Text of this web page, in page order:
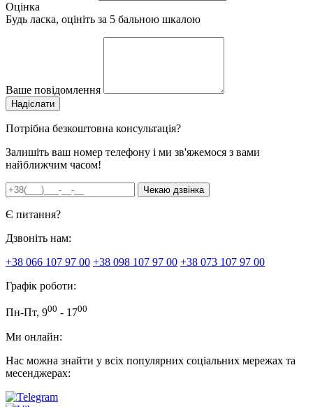
Оцінка
Будь ласка, оцініть за 5 бальною шкалою
Ваше повідомлення
Потрібна безкоштовна консультація?
Залишіть ваш номер телефону і ми зв'яжемося з вами
найближчим часом!
Є питання?
Дзвоніть нам:
+38 066 107 97 00 +38 098 107 97 00 +38 073 107 97 00
Графік роботи:
Пн-Пт, 900 - 1700
Ми онлайн:
Нас можна знайти у всіх популярних соціальних мережах та
месенджерах: